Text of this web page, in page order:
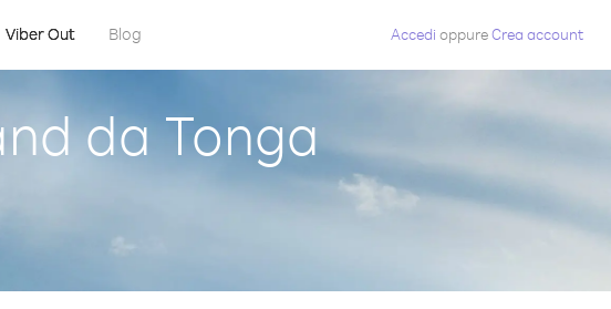
Viber Out Blog Accedi oppureCrea account
da Tonga